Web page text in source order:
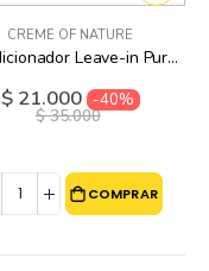
CREME OF NATURE
Acondicionador Leave-in Pure Honey Scalp Refresh Creme Of Nature - 8 Oz
$ 35.000
Precio
especial
$ 21.000 -40%
COMPRAR